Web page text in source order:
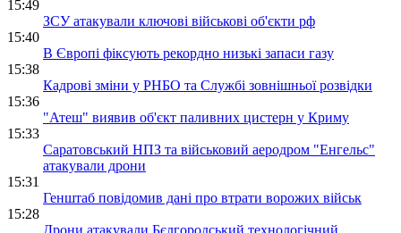
15:49
ЗСУ атакували ключові військові об'єкти рф
15:40
В Європі фіксують рекордно низькі запаси газу
15:38
Кадрові зміни у РНБО та Службі зовнішньої розвідки
15:36
"Атеш" виявив об'єкт паливних цистерн у Криму
15:33
Саратовський НПЗ та військовий аеродром "Енгельс"
атакували дрони
15:31
Генштаб повідомив дані про втрати ворожих військ
15:28
Дрони атакували Бєлгородський технологічний